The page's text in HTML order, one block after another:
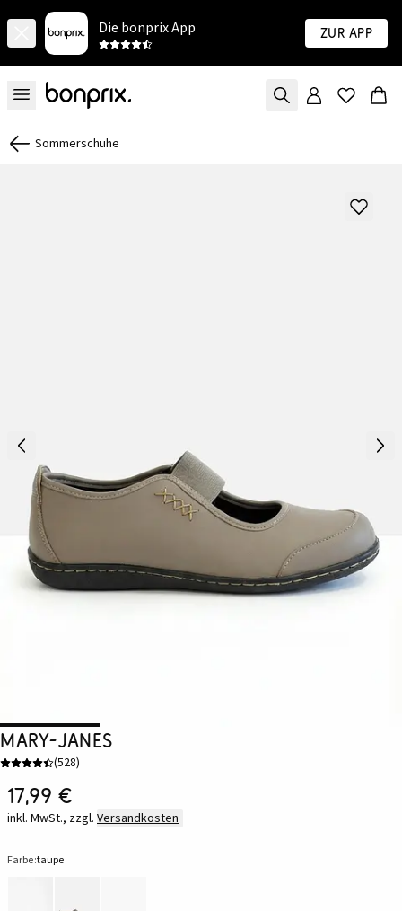
Die bonprix App Zur App
Sommerschuhe
Mary-Janes
(528)
17,99 €
inkl. MwSt., zzgl. Versandkosten
Farbe:taupe